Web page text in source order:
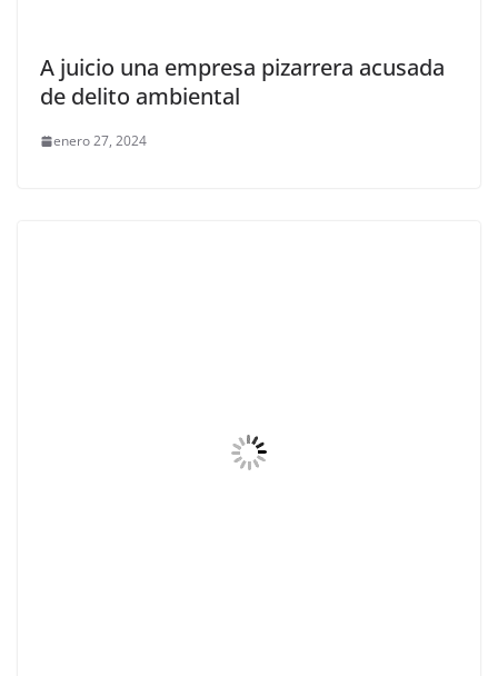
A juicio una empresa pizarrera acusada
de delito ambiental
enero 27, 2024